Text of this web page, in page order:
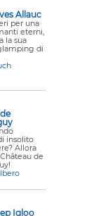
Allauc
per una
eterni,
la sua
di
insolito
Allora
de
Igloo